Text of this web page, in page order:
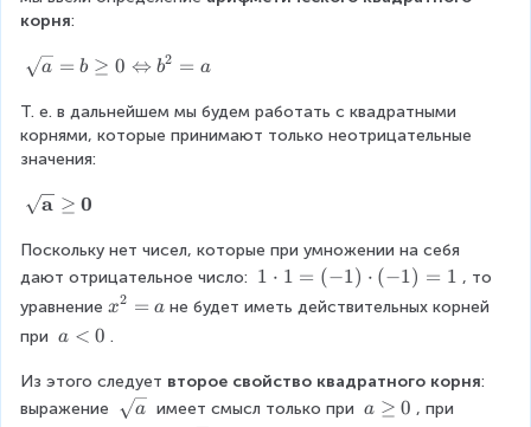
}
a
if
x
=
корня:
\
q
r
t
a
=
b
\
e
q
\
a = b ≥ 0 ⇔ b2 = a
Т. е. в дальнейшем мы будем работать с квадратными
корнями, которые принимают только неотрицательные
значения:
\
o
l
d
{
\
s
q
r
a ≥ 0
Поскольку нет чисел, которые при умножении на себя
дают отрицательное число: 1
\
o
t
1
1 ⋅ 1 = (−1) ⋅ (−1) = 1 , то
уравнение x
2
x2 = a не будет иметь действительных корней
при a
l
t
a < 0 .
Из этого следует второе свойство квадратного корня:
выражение \ a имеет смысл только при a
a ≥ 0 , при